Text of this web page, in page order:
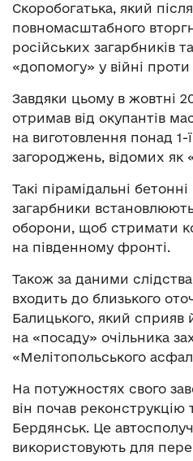
Скоробогатька, який
повномасштабного
російських загарбників
«допомогу» у війні проти
Завдяки цьому в жовтні
отримав від окупантів
на виготовлення понад 1-
загороджень, відомих як
Такі пірамідальні
загарбники
оборони, щоб стримати
на південному фронті.
Також за даними
входить до близького
Балицького, який
на «посаду» очільника
«Мелітопольського
На потужностях свого
він почав
Бердянськ. Це
використовують для